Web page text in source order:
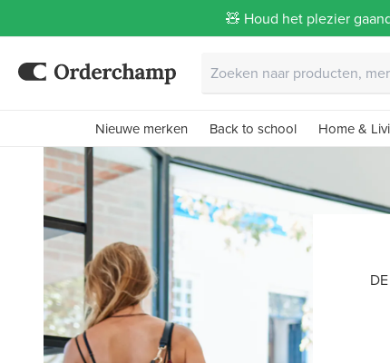
🧸 Houd het plezier
Nieuwe merken Back to school Home &